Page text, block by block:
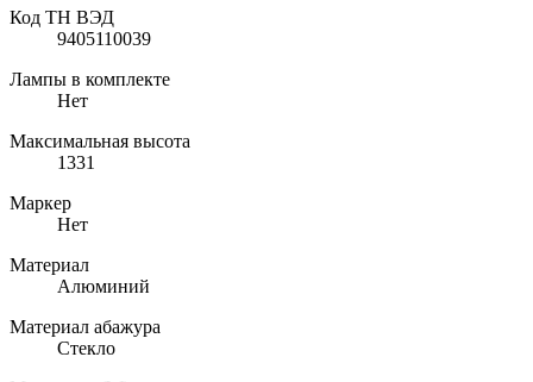
Код ТН ВЭД
9405110039
Лампы в комплекте
Нет
Максимальная высота
1331
Маркер
Нет
Материал
Алюминий
Материал абажура
Стекло